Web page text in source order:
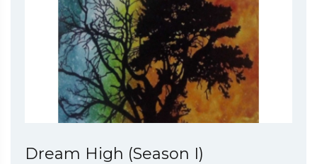
Dream High (Season I)